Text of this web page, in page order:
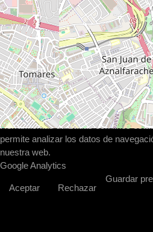
Usamos cookies para asegurarnos
experiencia de uso de nuestra web.
cookies, el sitio podría no funcionar
Aceptar todo Rechazar todo
son necesarias para que nuestro sitio
No se pueden deshabilitar.
Analíticas / estadísticas
Herramientas utilizadas con fines
permite analizar los datos de
nuestra web.
Google Analytics
Aceptar Rechazar
Guardar